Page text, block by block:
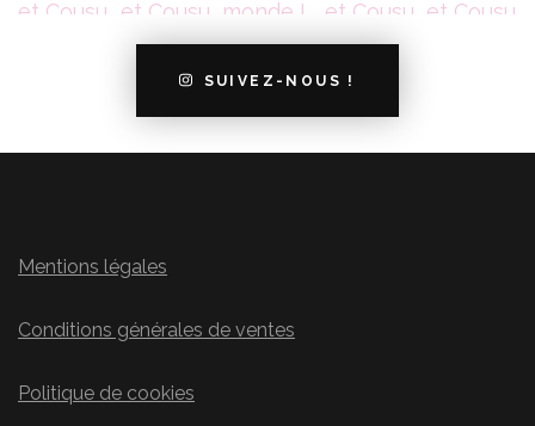
SUIVEZ-NOUS !
Mentions légales
Conditions générales de ventes
Politique de cookies